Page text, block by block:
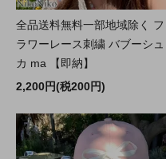
全品送料無料一部地域除く フ
ラワーレース刺繍 バブーシュ
カ ma 【即納】
2,200円(税200円)